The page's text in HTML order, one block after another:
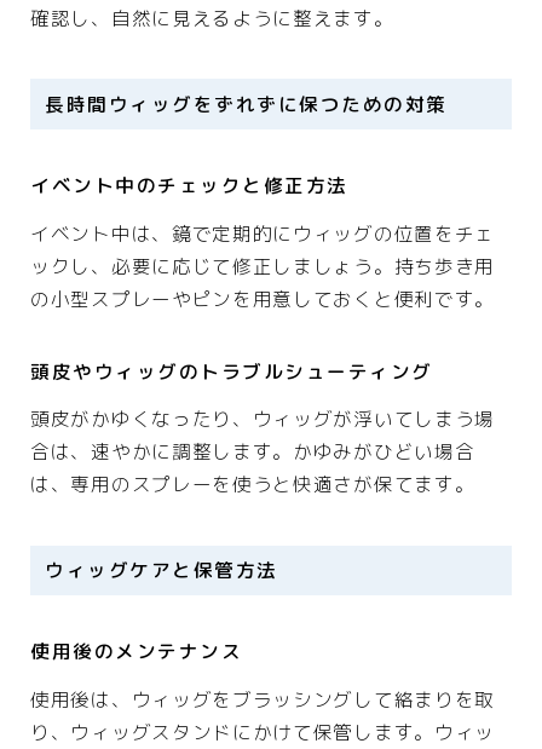
確認し、自然に見えるように整えます。
長時間ウィッグをずれずに保つための対策
イベント中のチェックと修正方法
イベント中は、鏡で定期的にウィッグの位置をチェ
ックし、必要に応じて修正しましょう。持ち歩き用
の小型スプレーやピンを用意しておくと便利です。
頭皮やウィッグのトラブルシューティング
頭皮がかゆくなったり、ウィッグが浮いてしまう場
合は、速やかに調整します。かゆみがひどい場合
は、専用のスプレーを使うと快適さが保てます。
ウィッグケアと保管方法
使用後のメンテナンス
使用後は、ウィッグをブラッシングして絡まりを取
り、ウィッグスタンドにかけて保管します。ウィッ